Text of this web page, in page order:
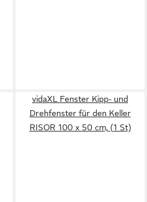
vidaXL Fenster Kipp- und
Drehfenster für den Keller
RISOR 100 x 50 cm, (1 St)